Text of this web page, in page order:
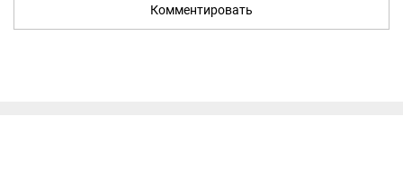
Комментировать